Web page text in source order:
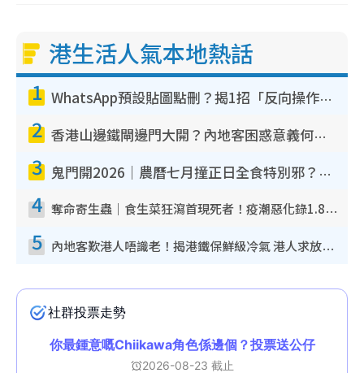
e
港生活人氣本地熱話
1 WhatsApp預設貼圖點刪？揭1招「反向操作」還原簡潔介面 附3步實測教學
2 香港山邊鐵閘邊門大開？內地客困惑意義何在！網民神回覆：呢種叫法理性防禦
3 鬼門開2026｜農曆七月撞正日全食特別邪？專家警告切忌做一事！揭4大禁忌+2招保平安
4 奪命寄生蟲｜食生菜狂瀉首現死者！疫潮惡化錄1.8萬宗病例 揭洗菜3大謬誤
5 內地客歎港人唔識老！揭港鐵保鮮級冷氣 港人求放過：咪投訴